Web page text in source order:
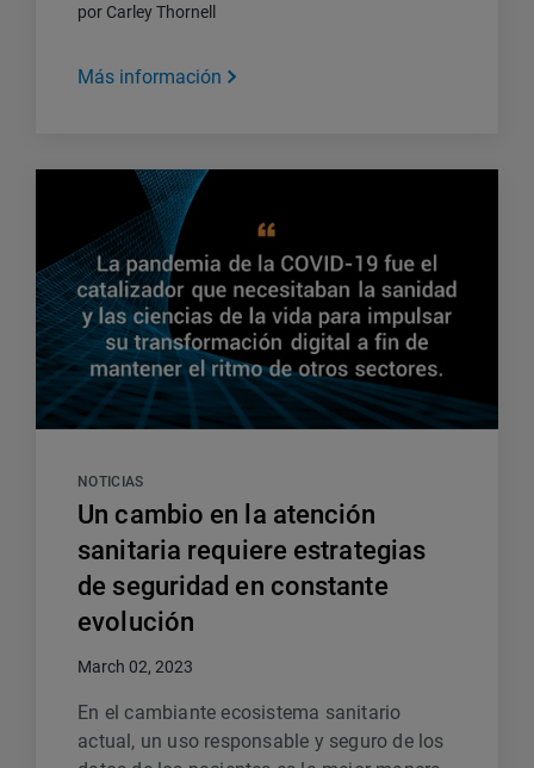
por Carley Thornell
Más información
NOTICIAS
Un cambio en la atención
sanitaria requiere estrategias
de seguridad en constante
evolución
March 02, 2023
En el cambiante ecosistema sanitario
actual, un uso responsable y seguro de los